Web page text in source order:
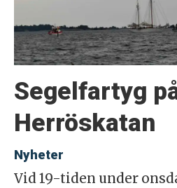
Segelfartyg
Herröskatan
Nyheter
Vid 19-tiden under